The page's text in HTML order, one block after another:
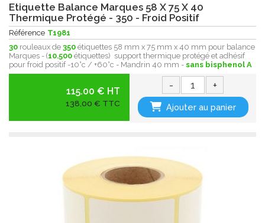
Etiquette Balance Marques 58 X 75 X 40
Thermique Protégé - 350 - Froid Positif
Référence T1981
30 rouleaux de 350 étiquettes 58 mm x 75 mm x 40 mm pour balance
Marques - (10.500 étiquettes) support thermique protégé et adhésif
pour froid positif -10°c / +60°c - Mandrin 40 mm - sans bisphenol A
115.00 € HT
138,00 € TTC
- +
Ajouter au panier